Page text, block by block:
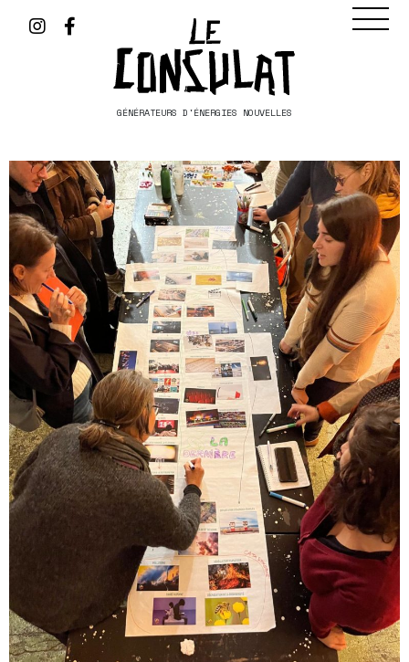
GÉNÉRATEURS D'ÉNERGIES NOUVELLES